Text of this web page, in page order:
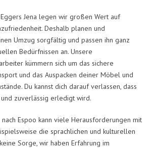
Jena legen wir großen Wert auf
Deshalb planen und
Umzug sorgfältig und passen ihn ganz
Bedürfnissen an. Unsere
kümmern sich um das sichere
und das Auspacken deiner Möbel und
Du kannst dich darauf verlassen, dass
zuverlässig erledigt wird.
nach Espoo kann viele Herausforderungen mit
die sprachlichen und kulturellen
Sorge, wir haben Erfahrung im